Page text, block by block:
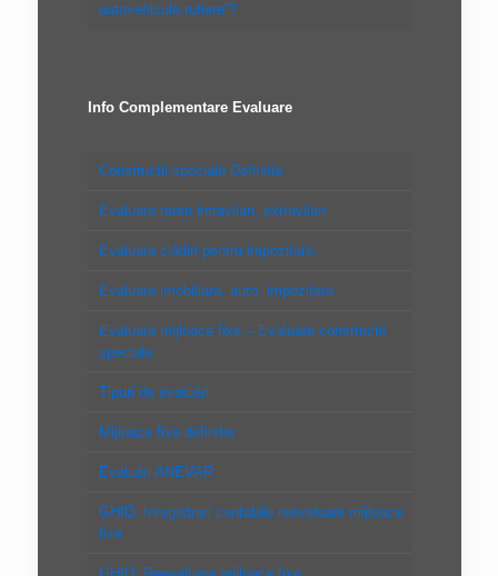
autovehicule rutiere”?
Info Complementare Evaluare
Constructii speciale Definitie
Evaluare teren intravilan, extravilan
Evaluare clădiri pentru impozitare
Evaluare imobiliara, auto, impozitare
Evaluare mijloace fixe – Evaluare constructii
speciale
Tipuri de evaluări
Mijloace fixe definitie
Evaluări ANEVAR
GHID: Inregistrari contabile reevaluare mijloace
fixe